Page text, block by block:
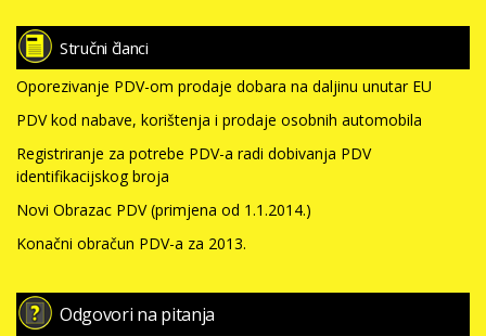
Stručni članci
Oporezivanje PDV-om prodaje dobara na daljinu unutar EU
PDV kod nabave, korištenja i prodaje osobnih automobila
Registriranje za potrebe PDV-a radi dobivanja PDV
identifikacijskog broja
Novi Obrazac PDV (primjena od 1.1.2014.)
Konačni obračun PDV-a za 2013.
Odgovori na pitanja